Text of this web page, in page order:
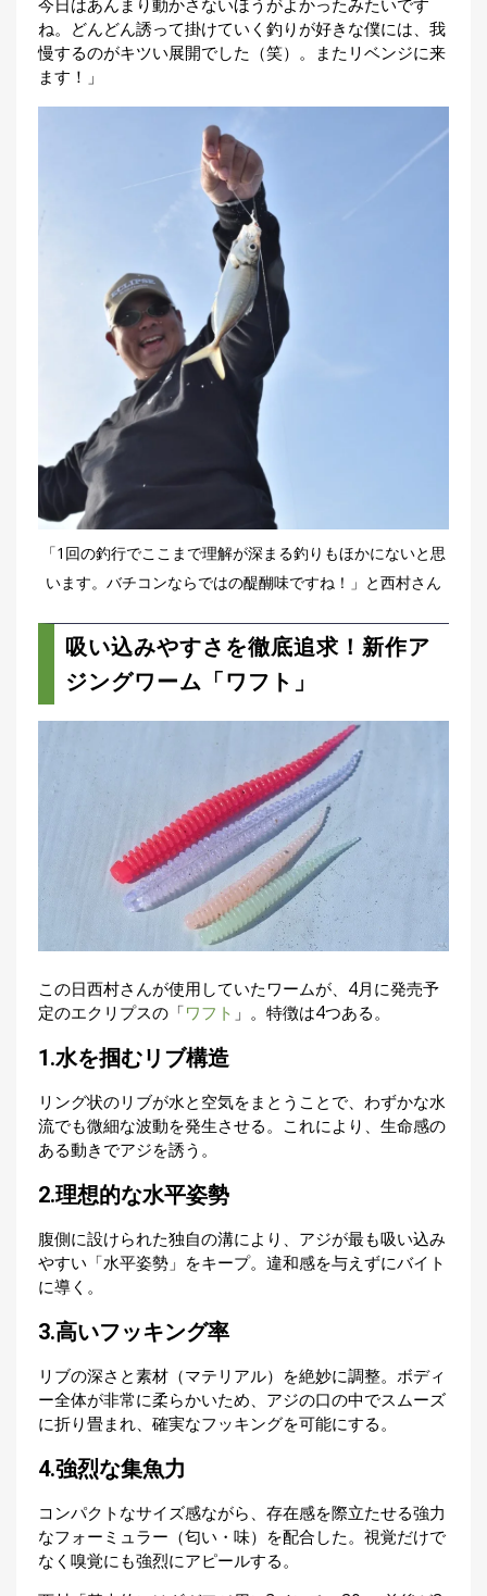
今日はあんまり動かさないほうがよかったみたいです
ね。どんどん誘って掛けていく釣りが好きな僕には、我
慢するのがキツい展開でした（笑）。またリベンジに来
ます！」
「1回の釣行でここまで理解が深まる釣りもほかにないと思
います。バチコンならではの醍醐味ですね！」と西村さん
吸い込みやすさを徹底追求！新作ア
ジングワーム「ワフト」
この日西村さんが使用していたワームが、4月に発売予
定のエクリプスの「ワフト 」。特徴は4つある。
1.水を掴むリブ構造
リング状のリブが水と空気をまとうことで、わずかな水
流でも微細な波動を発生させる。これにより、生命感の
ある動きでアジを誘う。
2.理想的な水平姿勢
腹側に設けられた独自の溝により、アジが最も吸い込み
やすい「水平姿勢」をキープ。違和感を与えずにバイト
に導く。
3.高いフッキング率
リブの深さと素材（マテリアル）を絶妙に調整。ボディ
ー全体が非常に柔らかいため、アジの口の中でスムーズ
に折り畳まれ、確実なフッキングを可能にする。
4.強烈な集魚力
コンパクトなサイズ感ながら、存在感を際立たせる強力
なフォーミュラー（匂い・味）を配合した。視覚だけで
なく嗅覚にも強烈にアピールする。